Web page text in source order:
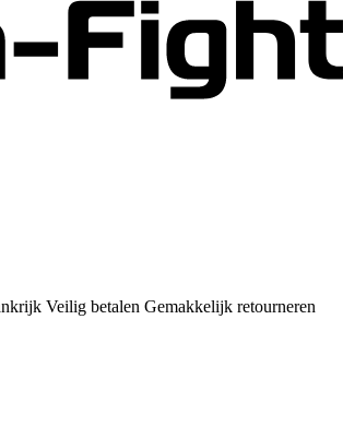
Veilig betalen Gemakkelijk retourneren